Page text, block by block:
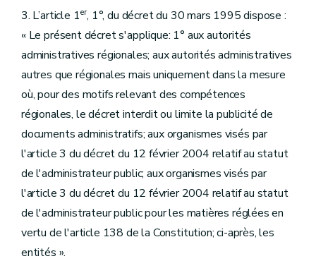
3. L’article 1er, 1°, du décret du 30 mars 1995 dispose :
« Le présent décret s'applique: 1° aux autorités
administratives régionales; aux autorités administratives
autres que régionales mais uniquement dans la mesure
où, pour des motifs relevant des compétences
régionales, le décret interdit ou limite la publicité de
documents administratifs; aux organismes visés par
l'article 3 du décret du 12 février 2004 relatif au statut
de l'administrateur public; aux organismes visés par
l'article 3 du décret du 12 février 2004 relatif au statut
de l'administrateur public pour les matières réglées en
vertu de l'article 138 de la Constitution; ci-après, les
entités ».